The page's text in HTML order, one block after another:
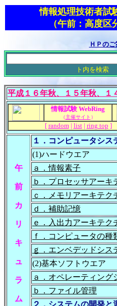
情報処理技術者試
（午前：高度区
ＨＰの
ト内を検索
平成１６年秋、１５年秋、１
情報試験 WebRing
（主催サイト ）
[ random| list| ring top ]
午
前
カ
リ
キ
ュ
ラ
ム
１．コンピュータシス
(1)ハードウエア
ａ．情報素子
ｂ．プロセッサアーキ
ｃ．メモリアーキテク
ｄ．補助記憶
ｅ．入出力アーキテク
ｆ．コンピュータの種
ｇ．エンベデッドシス
(2)基本ソフトウエア
ａ．オペレーティング
ｂ．ファイル管理
２．システムの開発と